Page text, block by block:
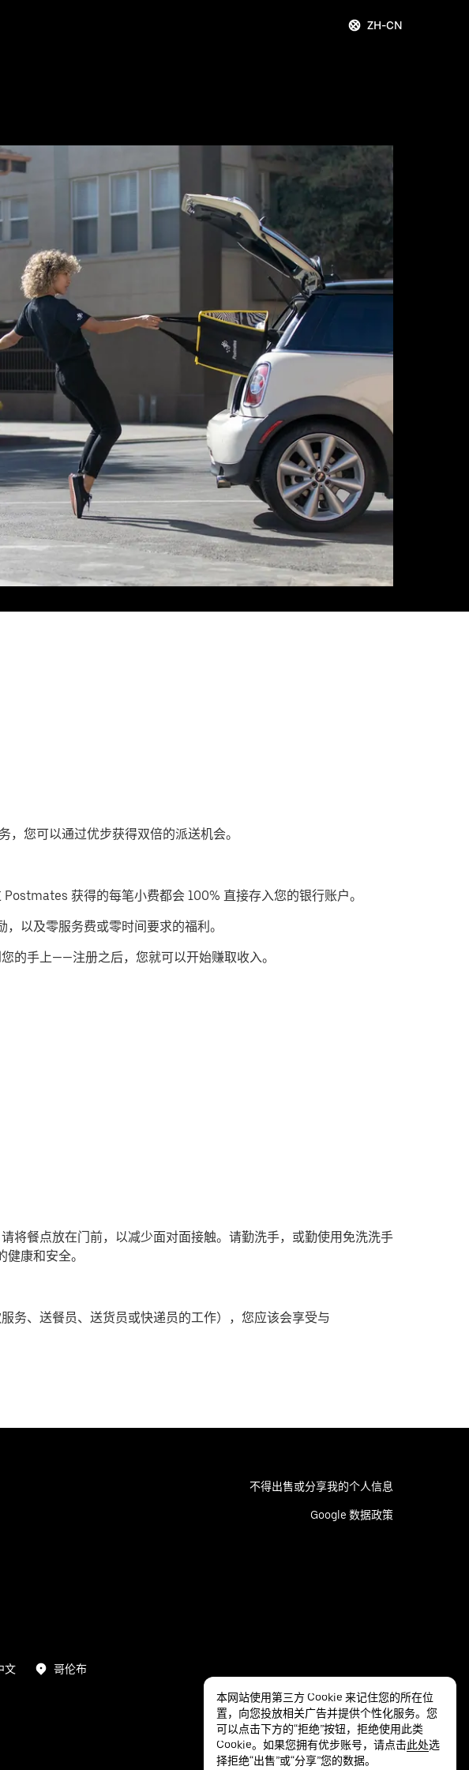
ZH-CN
您可以通过优步获得双倍的派送机会。
获得的每笔小费都会 100% 直接存入您的银行账户。
以及零服务费或零时间要求的福利。
的手上——注册之后，您就可以开始赚取收入。
将餐点放在门前，以减少面对面接触。请勤洗手，或勤使用免洗洗手
康和安全。
务、送餐员、送货员或快递员的工作），您应该会享受与
不得出售或分享我的个人信息
Google 数据政策
文 哥伦布
隐私 无障碍服务
本网站使用第三方 Cookie 来记住您的所在位
置，向您投放相关广告并提供个性化服务。您
可以点击下方的“拒绝”按钮，拒绝使用此类
Cookie。如果您拥有优步账号，请点击此处选
择拒绝“出售”或“分享”您的数据。